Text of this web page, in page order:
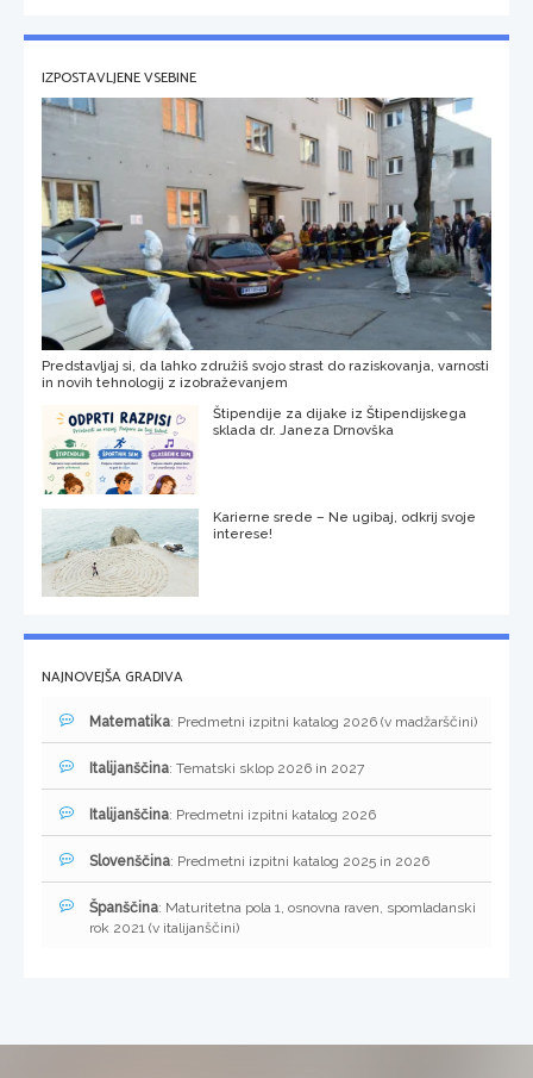
IZPOSTAVLJENE VSEBINE
Predstavljaj si, da lahko združiš svojo strast do raziskovanja, varnosti
in novih tehnologij z izobraževanjem
Štipendije za dijake iz Štipendijskega
sklada dr. Janeza Drnovška
Karierne srede – Ne ugibaj, odkrij svoje
interese!
NAJNOVEJŠA GRADIVA
Matematika: Predmetni izpitni katalog 2026 (v madžarščini)
Italijanščina: Tematski sklop 2026 in 2027
Italijanščina: Predmetni izpitni katalog 2026
Slovenščina: Predmetni izpitni katalog 2025 in 2026
Španščina: Maturitetna pola 1, osnovna raven, spomladanski
rok 2021 (v italijanščini)